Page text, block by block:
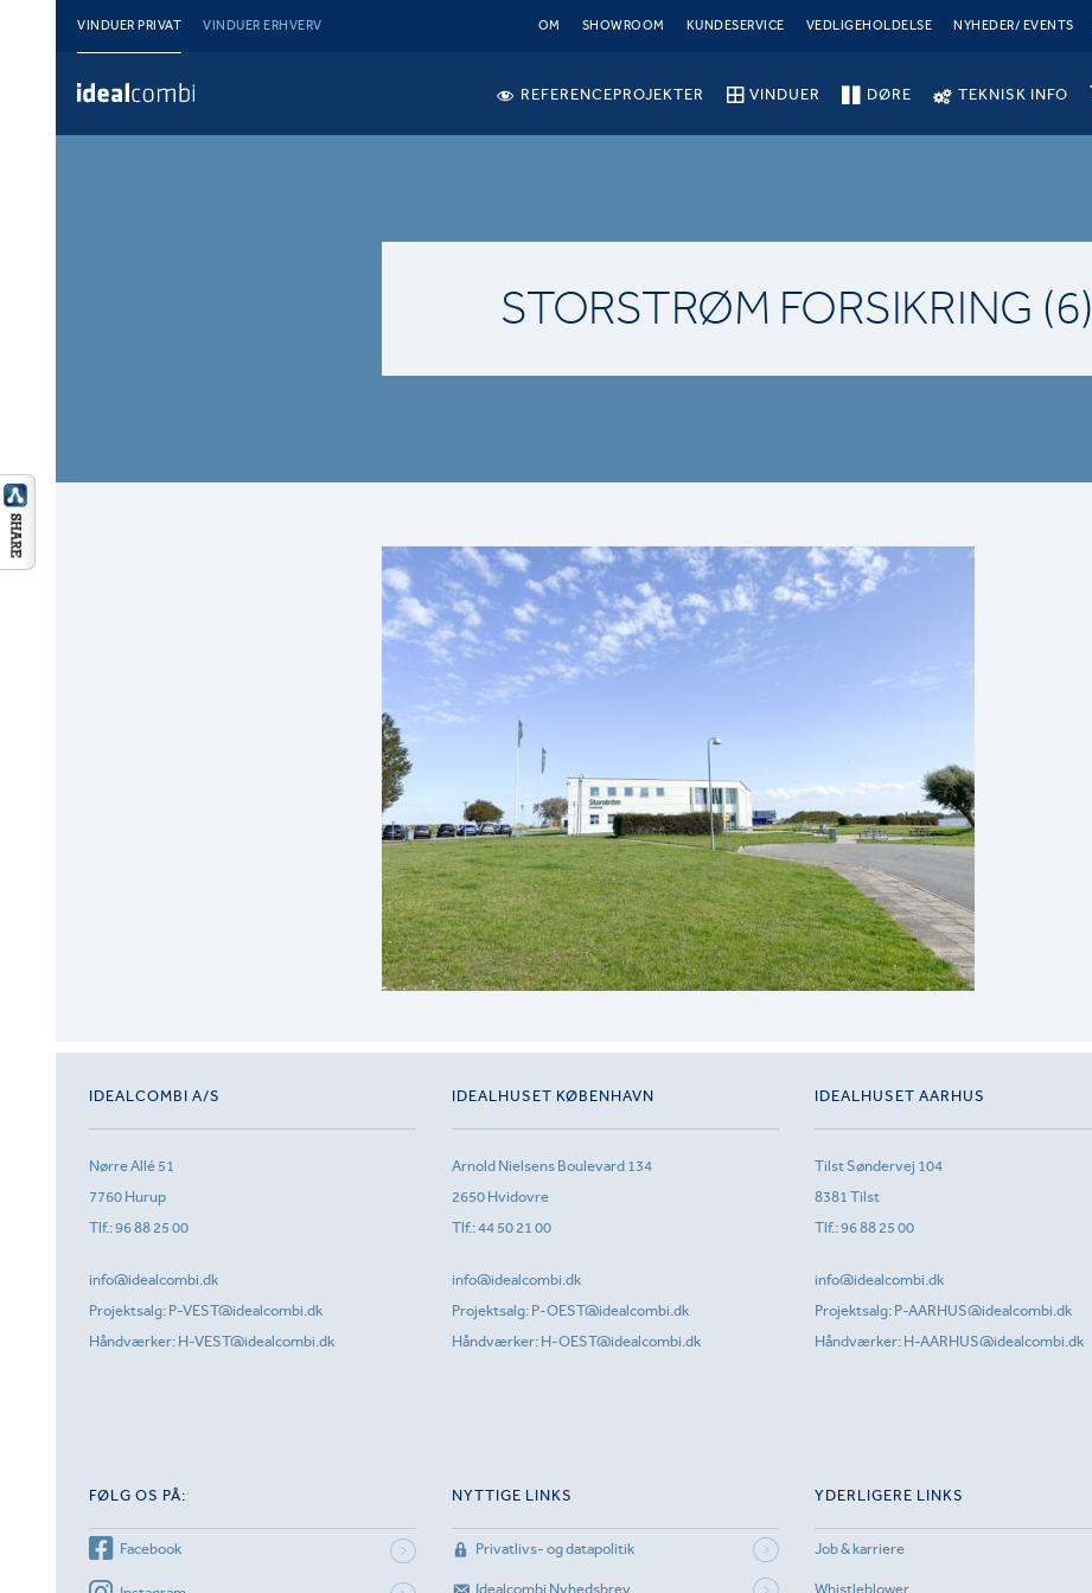
VINDUER PRIVAT VINDUER ERHVERV OM SHOWROOM KUNDESERVICE VEDLIGEHOLDELSE NYHEDER/ EVENTS
REFERENCEPROJEKTER VINDUER DØRE TEKNISK INFO
STORSTRØM FORSIKRING (6)
IDEALCOMBI A/S
Nørre Allé 51
7760 Hurup
Tlf.:96 88 25 00
info@idealcombi.dk
Projektsalg: P-VEST@idealcombi.dk
Håndværker: H-VEST@idealcombi.dk
IDEALHUSET KØBENHAVN
Arnold Nielsens Boulevard 134
2650 Hvidovre
Tlf.:44 50 21 00
info@idealcombi.dk
Projektsalg: P-OEST@idealcombi.dk
Håndværker: H-OEST@idealcombi.dk
IDEALHUSET AARHUS
Tilst Søndervej 104
8381 Tilst
Tlf.:96 88 25 00
info@idealcombi.dk
Projektsalg: P-AARHUS@idealcombi.dk
Håndværker: H-AARHUS@idealcombi.dk
FØLG OS PÅ:
Facebook
NYTTIGE LINKS
Privatlivs- og datapolitik
Idealcombi Nyhedsbrev
YDERLIGERE LINKS
Job & karriere
Whistleblower